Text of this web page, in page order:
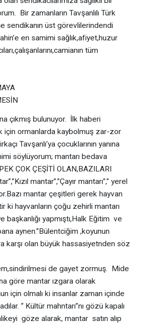
Bir zamanların Tavşanlılı Türk
sendikanın üst görevlilerindendi
en samimi sağlık,afiyet,huzur
tüm
çıkmış bulunuyor. İlk haberi
için ormanlarda kaybolmuş zar-zor
Tavşanlı’ya çocuklarının yanına
söylüyorum; mantarı bedava
ÇOK ÇEŞİTİ OLAN,BAZILARI
mantar”,”Çayır mantarı”,” yerel
mantar çeşitleri gerek hayvan
ki hayvanların çoğu zehirli mantarı
yapmıştı,Halk Eğitim ve
aynen.”Bülentciğim ,koyunun
karşı olan büyük hassasiyetnden söz
de gayet zormuş. Mide
göre mantar ızgara olarak
için olmalı ki insanlar zaman içinde
“ Kültür mahntarı”nı gözü kapalı
göze alarak, mantar satın alıp